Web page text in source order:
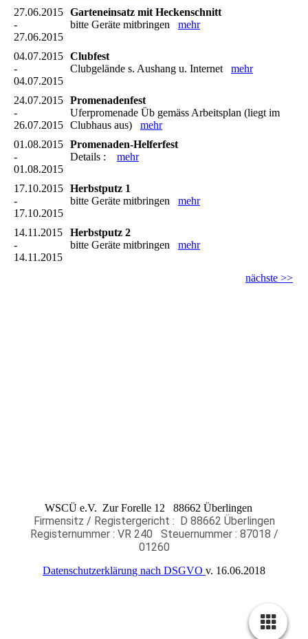
27.06.2015
-
27.06.2015
Garteneinsatz mit Heckenschnitt
bitte Geräte mitbringen mehr
04.07.2015
-
04.07.2015
Clubfest
Clubgelände s. Aushang u. Internet mehr
24.07.2015
-
26.07.2015
Promenadenfest
Uferpromenade Üb gemäss Arbeitsplan (liegt im
Clubhaus aus) mehr
01.08.2015
-
01.08.2015
Promenaden-Helferfest
Details : mehr
17.10.2015
-
17.10.2015
Herbstputz 1
bitte Geräte mitbringen mehr
14.11.2015
-
14.11.2015
Herbstputz 2
bitte Geräte mitbringen mehr
nächste >>
WSCÜ e.V. Zur Forelle 12 88662 Überlingen
Firmensitz / Registergericht : D 88662 Überlingen
Registernummer : VR 240 Steuernummer : 87018 /
01260
Datenschutzerklärung nach DSGVO v. 16.06.2018